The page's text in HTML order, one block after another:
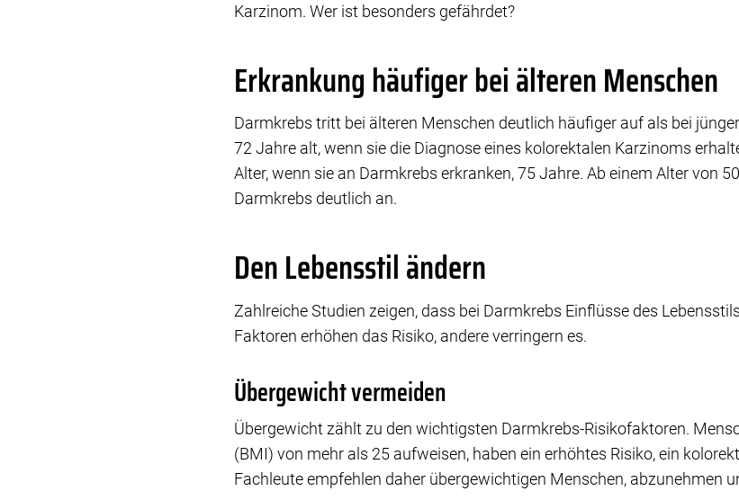
Karzinom. Wer ist besonders gefährdet?
Erkrankung häufiger bei älteren Menschen
Darmkrebs tritt bei älteren Menschen deutlich häufiger auf als bei
72 Jahre alt, wenn sie die Diagnose eines kolorektalen Karzinoms
Alter, wenn sie an Darmkrebs erkranken, 75 Jahre. Ab einem Alter von
Darmkrebs deutlich an.
Den Lebensstil ändern
Zahlreiche Studien zeigen, dass bei Darmkrebs Einflüsse des
Faktoren erhöhen das Risiko, andere verringern es.
Übergewicht vermeiden
Übergewicht zählt zu den wichtigsten Darmkrebs-Risikofaktoren.
(BMI) von mehr als 25 aufweisen, haben ein erhöhtes Risiko, ein
Fachleute empfehlen daher übergewichtigen Menschen, abzunehmen